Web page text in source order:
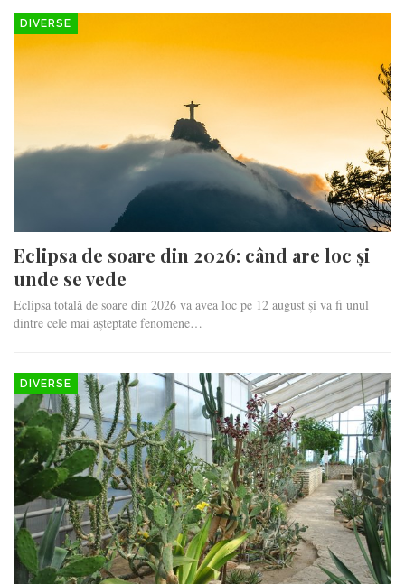
DIVERSE
Eclipsa de soare din 2026: când are loc și
unde se vede
Eclipsa totală de soare din 2026 va avea loc pe 12 august și va fi unul
dintre cele mai așteptate fenomene…
DIVERSE